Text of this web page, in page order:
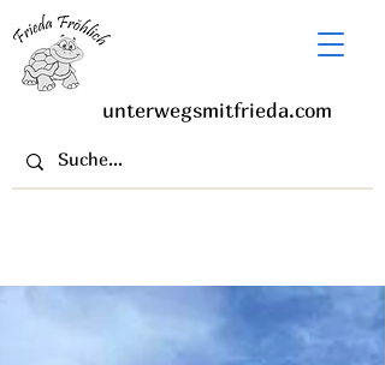
unterwegsmitfrieda.com